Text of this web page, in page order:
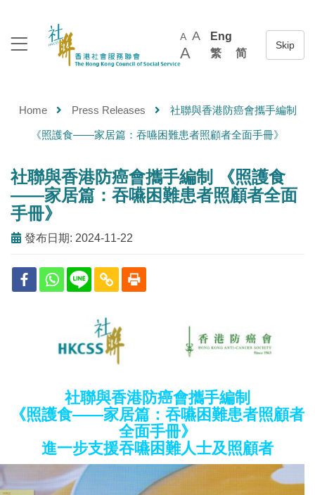
A A
A
Eng
繁
简
Home Press Releases 社聯與香港防癌會攜手編制
《照護食——家居篇：吞嚥困難患者照顧者全面手冊》
社聯與香港防癌會攜手編制 《照護食
——家居篇：吞嚥困難患者照顧者全面
手冊》
發布日期: 2024-11-22
社聯與香港防癌會攜手編制
《照護食——家居篇：吞嚥困難患者照顧者
全面手冊》
進一步支援吞嚥困難人士及照顧者